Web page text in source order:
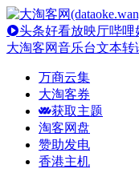
头条好看放映厅哔哩
大淘客网音乐台文本转
万商云集
大淘客券
获取主题
淘客网盘
赞助发电
香港主机